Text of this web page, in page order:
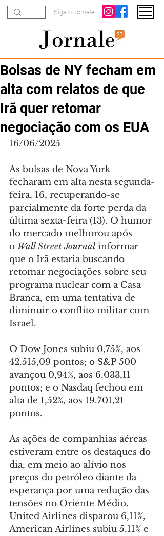
Siga o Jornale
Bolsas de NY fecham em
alta com relatos de que
Irã quer retomar
negociação com os EUA
16/06/2025
As bolsas de Nova York
fecharam em alta nesta segunda-
feira, 16, recuperando-se
parcialmente da forte perda da
última sexta-feira (13). O humor
do mercado melhorou após
o Wall Street Journal informar
que o Irã estaria buscando
retomar negociações sobre seu
programa nuclear com a Casa
Branca, em uma tentativa de
diminuir o conflito militar com
Israel.
O Dow Jones subiu 0,75%, aos
42.515,09 pontos; o S&P 500
avançou 0,94%, aos 6.033,11
pontos; e o Nasdaq fechou em
alta de 1,52%, aos 19.701,21
pontos.
As ações de companhias aéreas
estiveram entre os destaques do
dia, em meio ao alívio nos
preços do petróleo diante da
esperança por uma redução das
tensões no Oriente Médio.
United Airlines disparou 6,11%,
American Airlines subiu 5,11% e